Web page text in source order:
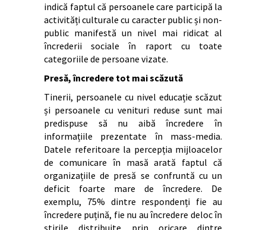
indică faptul că persoanele care participă la
activități culturale cu caracter public și non-
public manifestă un nivel mai ridicat al
încrederii sociale în raport cu toate
categoriile de persoane vizate.
Presă, încredere tot mai scăzută
Tinerii, persoanele cu nivel educație scăzut
și persoanele cu venituri reduse sunt mai
predispuse să nu aibă încredere în
informațiile prezentate în mass-media.
Datele referitoare la percepția mijloacelor
de comunicare în masă arată faptul că
organizațiile de presă se confruntă cu un
deficit foarte mare de încredere. De
exemplu, 75% dintre respondenți fie au
încredere puțină, fie nu au încredere deloc în
știrile distribuite prin oricare dintre